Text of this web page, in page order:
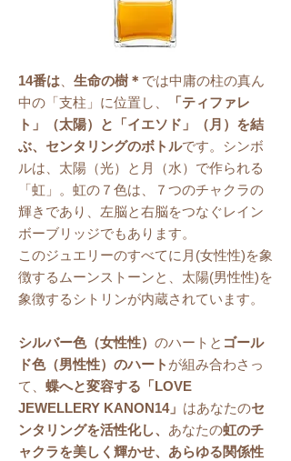
14番は 生命の樹＊ では中庸の柱の真ん
中の 「支柱」に位置し、
「ティファレ
ト」（太陽）と「イエソド」（月）を結
ぶ、センタリングのボトルです。シンボ
ルは、太陽（光）と月（水）で作られる
「虹」。虹の７色は、７つのチャクラの
輝きであり、左脳と右脳をつなぐレイン
ボーブリッジでもあります。
このジュエリーのすべてに月(女性性)を象
徴するムーンストーンと、太陽(男性性)を
象徴するシトリンが内蔵されています。
シルバー色（女性性） のハートと ゴール
ド色（男性性）のハート が組み合わさっ
て、 蝶へと変容する「LOVE
JEWELLERY KANON14」 はあなたのセ
ンタリングを活性化し、 あなたの虹のチ
ャクラを美しく輝かせ、あらゆる関係性